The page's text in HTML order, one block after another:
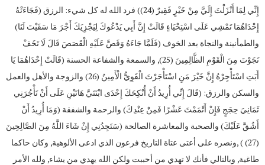
إِنِّي لِمَا أَنْزَلْتَ إِلَيَّ مِنْ خَيْرٍ فَقِيرٌ (24)) فرد الله له كل شيء: الرزق (فَجَاءَتْهُ
إِحْدَاهُمَا تَمْشِي عَلَى اسْتِحْيَاءٍ قَالَتْ إِنَّ أَبِي يَدْعُوكَ لِيَجْزِيَكَ أَجْرَ مَا سَقَيْتَ لَنَا)
والطمأنينة والنجاة بعد الخوف (فَلَمَّا جَاءَهُ وَقَصَّ عَلَيْهِ الْقَصَصَ قَالَ لَا تَخَفْ
نَجَوْتَ مِنَ الْقَوْمِ الظَّالِمِينَ (25), والسمعة والشفاعة الحسنة (قَالَتْ إِحْدَاهُمَا يَا
أَبَتِ اسْتَأْجِرْهُ إِنَّ خَيْرَ مَنِ اسْتَأْجَرْتَ الْقَوِيُّ الْأَمِينُ (26) والزوجة والأهل والعمل
والسكن والرزق: (قَالَ إِنِّي أُرِيدُ أَنْ أُنْكِحَكَ إِحْدَى ابْنَتَيَّ هَاتَيْنِ عَلَى أَنْ تَأْجُرَنِي
ثَمَانِيَ حِجَجٍ فَإِنْ أَتْمَمْتَ عَشْرًا فَمِنْ عِنْدِكَ) والرحمة والشفقة (وَمَا أُرِيدُ أَنْ
أَشُقَّ عَلَيْكَ) والصحبة والمعاشرة الصالحة (سَتَجِدُنِي إِنْ شَاءَ اللَّهُ مِنَ الصَّالِحِينَ
(27) ) ,ونصره على أعتى عتاة التاريخ فرعون الذي ادعى الألوهية, وكان حاكما
طاغية, وبالتالي فأنك لا تهدي من أحببت ولكن الله يهدي من يشاء, ولله الأمر